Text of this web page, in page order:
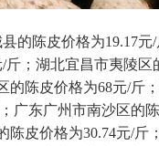
的陈皮价格为19.17
；湖北宜昌市夷陵区
陈皮价格为68元/斤
广东广州市南沙区的
皮价格为30.74元/斤